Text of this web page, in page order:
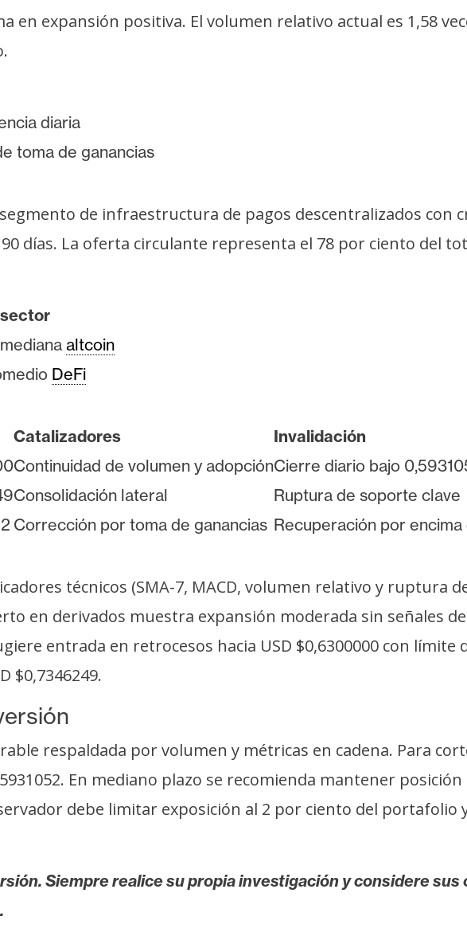
en expansión positiva. El volumen relativo actual es 1,58
diaria
toma de ganancias
de infraestructura de pagos descentralizados con
días. La oferta circulante representa el 78 por ciento del
altcoin
DeFi
Catalizadores
Invalidación
Continuidad de volumen y adopciónCierre diario bajo
Consolidación lateral
Ruptura de soporte clave
Corrección por toma de ganancias Recuperación por
técnicos (SMA-7, MACD, volumen relativo y ruptura
en derivados muestra expansión moderada sin señales de
entrada en retrocesos hacia USD $0,6300000 con límite
$0,7346249.
respaldada por volumen y métricas en cadena. Para
En mediano plazo se recomienda mantener
debe limitar exposición al 2 por ciento del portafolio
Siempre realice su propia investigación y considere